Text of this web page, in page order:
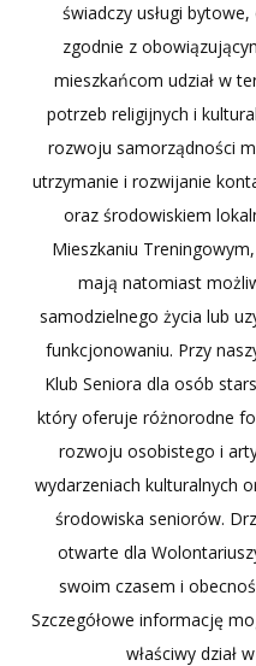
świadczy usługi
zgodnie z
mieszkańcom udział w
potrzeb religijnych i
rozwoju samorządności
utrzymanie i rozwijanie
oraz środowiskiem
Mieszkaniu
mają natomiast
samodzielnego życia lub
funkcjonowaniu. Przy
Klub Seniora dla osób
który oferuje różnorodne
rozwoju osobistego i
wydarzeniach kulturalnych
środowiska seniorów.
otwarte dla
swoim czasem i
Szczegółowe informację
właściwy dział